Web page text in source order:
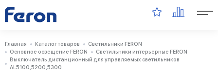
Главная Каталог товаров
Светильники FERON
Основное освещение FERON
Светильники интерьерные FERON
Выключатель дистанционный для управляемых светильников
AL5100,5200,5300